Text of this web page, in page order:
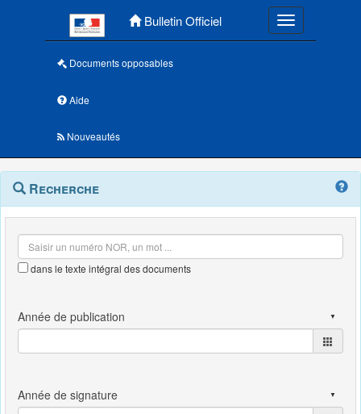
Bulletin Officiel Toggle
Documents opposables
Aide
Nouveautés
Navigation
outils
Menu
contextuel
Recherche
dans le texte intégral des documents